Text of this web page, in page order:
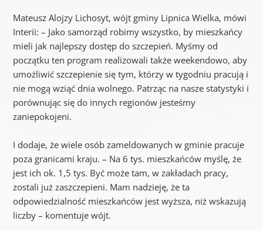
Mateusz Alojzy Lichosyt, wójt gminy Lipnica Wielka, mówi
Interii: – Jako samorząd robimy wszystko, by mieszkańcy
mieli jak najlepszy dostęp do szczepień. Myśmy od
początku ten program realizowali także weekendowo, aby
umożliwić szczepienie się tym, którzy w tygodniu pracują i
nie mogą wziąć dnia wolnego. Patrząc na nasze statystyki i
porównując się do innych regionów jesteśmy
zaniepokojeni.
I dodaje, że wiele osób zameldowanych w gminie pracuje
poza granicami kraju. – Na 6 tys. mieszkańców myślę, że
jest ich ok. 1,5 tys. Być może tam, w zakładach pracy,
zostali już zaszczepieni. Mam nadzieję, że ta
odpowiedzialność mieszkańców jest wyższa, niż wskazują
liczby – komentuje wójt.